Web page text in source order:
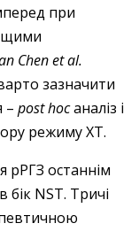
при
Chen et al.
зазначити
– post hocаналіз і
режиму ХТ.
рРГЗ останнім
бік NST. Тричі